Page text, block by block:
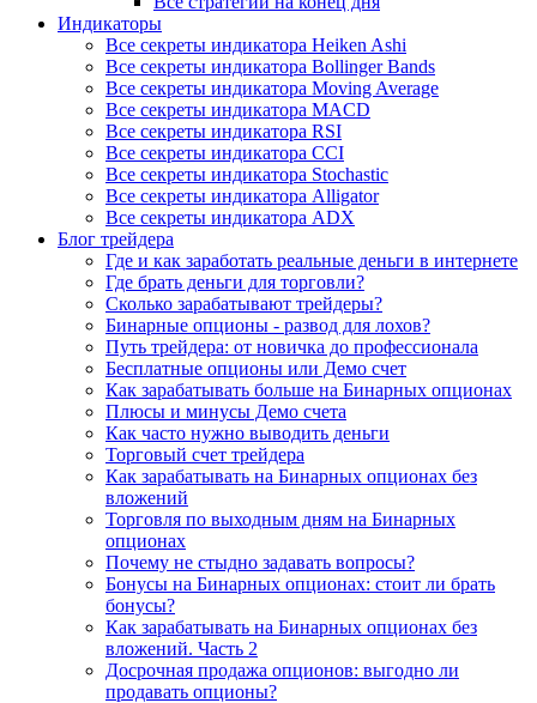
Индикаторы
Все секреты индикатора Heiken Ashi
Все секреты индикатора Bollinger Bands
Все секреты индикатора Moving Average
Все секреты индикатора MACD
Все секреты индикатора RSI
Все секреты индикатора CCI
Все секреты индикатора Stochastic
Все секреты индикатора Alligator
Все секреты индикатора ADX
Блог трейдера
Где и как заработать реальные деньги в интернете
Где брать деньги для торговли?
Сколько зарабатывают трейдеры?
Бинарные опционы - развод для лохов?
Путь трейдера: от новичка до профессионала
Бесплатные опционы или Демо счет
Как зарабатывать больше на Бинарных опционах
Плюсы и минусы Демо счета
Как часто нужно выводить деньги
Торговый счет трейдера
Как зарабатывать на Бинарных опционах без
вложений
Торговля по выходным дням на Бинарных
опционах
Почему не стыдно задавать вопросы?
Бонусы на Бинарных опционах: стоит ли брать
бонусы?
Как зарабатывать на Бинарных опционах без
вложений. Часть 2
Досрочная продажа опционов: выгодно ли
продавать опционы?